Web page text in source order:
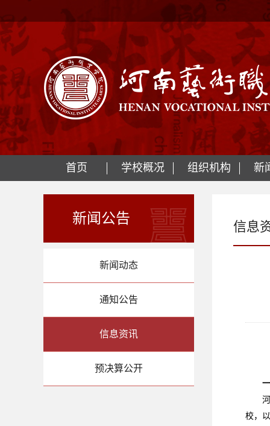
首页 学校概况 组织机构 新
新闻公告
新闻动态
通知公告
信息资讯
预决算公开
信息
校，